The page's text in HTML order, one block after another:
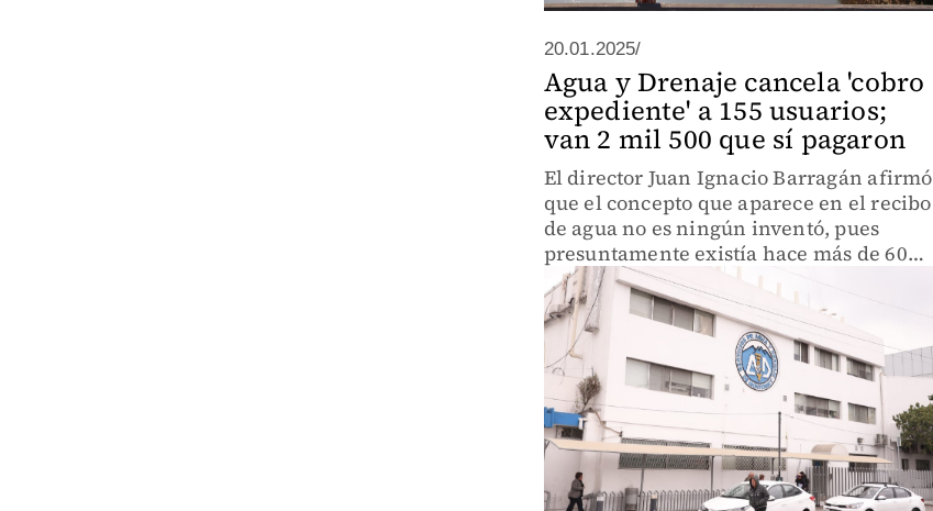
20.01.2025/
Agua y Drenaje cancela 'cobro
expediente' a 155 usuarios;
van 2 mil 500 que sí pagaron
El director Juan Ignacio Barragán afirmó
que el concepto que aparece en el recibo
de agua no es ningún inventó, pues
presuntamente existía hace más de 60
años.